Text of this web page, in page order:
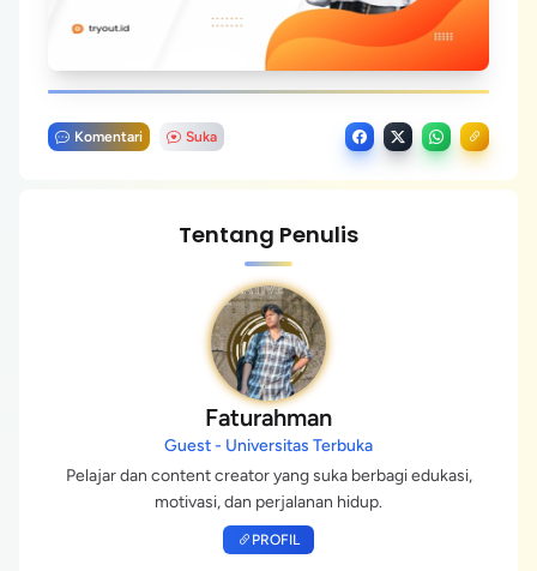
Komentari Suka
Tentang Penulis
Faturahman
Guest - Universitas Terbuka
Pelajar dan content creator yang suka berbagi edukasi,
motivasi, dan perjalanan hidup.
PROFIL